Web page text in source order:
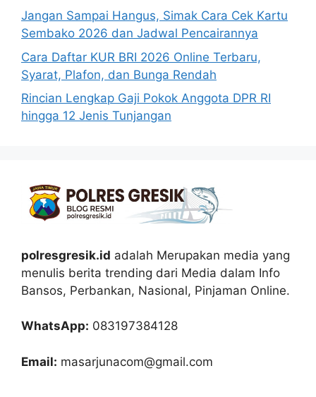
Jangan Sampai Hangus, Simak Cara Cek Kartu
Sembako 2026 dan Jadwal Pencairannya
Cara Daftar KUR BRI 2026 Online Terbaru,
Syarat, Plafon, dan Bunga Rendah
Rincian Lengkap Gaji Pokok Anggota DPR RI
hingga 12 Jenis Tunjangan
polresgresik.id adalah Merupakan media yang
menulis berita trending dari Media dalam Info
Bansos, Perbankan, Nasional, Pinjaman Online.
WhatsApp: 083197384128
Email: masarjunacom@gmail.com